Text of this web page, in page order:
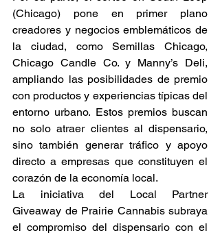
(Chicago) pone en primer plano
creadores y negocios emblemáticos de
la ciudad, como Semillas Chicago,
Chicago Candle Co. y Manny’s Deli,
ampliando las posibilidades de premio
con productos y experiencias típicas del
entorno urbano. Estos premios buscan
no solo atraer clientes al dispensario,
sino también generar tráfico y apoyo
directo a empresas que constituyen el
corazón de la economía local.
La iniciativa del Local Partner
Giveaway de Prairie Cannabis subraya
el compromiso del dispensario con el